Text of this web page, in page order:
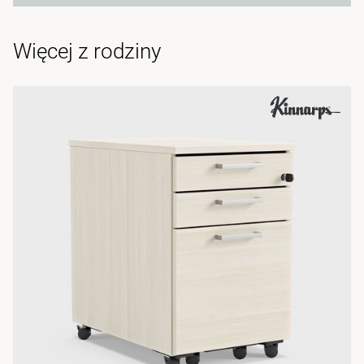
Więcej z rodziny